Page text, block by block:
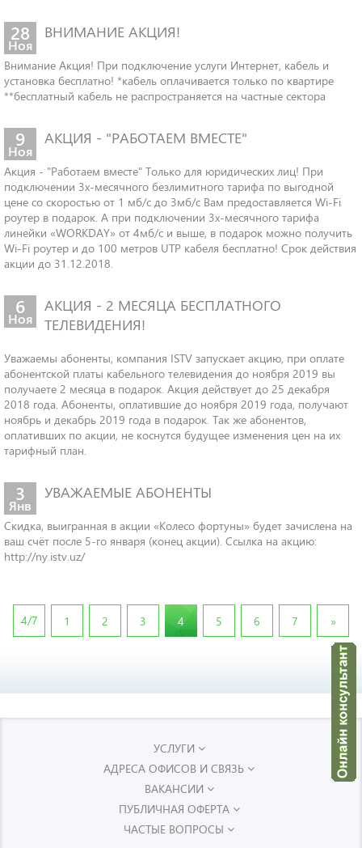
28
Ноя
ВНИМАНИЕ АКЦИЯ!
Внимание Акция! При подключение услуги Интернет, кабель и
установка бесплатно! *кабель оплачивается только по квартире
**бесплатный кабель не распространяется на частные сектора
9
Ноя
АКЦИЯ - "РАБОТАЕМ ВМЕСТЕ"
Акция - "Работаем вместе" Только для юридических лиц! При
подключении 3х-месячного безлимитного тарифа по выгодной
цене со скоростью от 1 мб/с до 3мб/с Вам предоставляется Wi-Fi
роутер в подарок. А при подключении 3х-месячного тарифа
линейки «WORKDAY» от 4мб/с и выше, в подарок можно получить
Wi-Fi роутер и до 100 метров UTP кабеля бесплатно! Срок действия
акции до 31.12.2018.
6
Ноя
АКЦИЯ - 2 МЕСЯЦА БЕСПЛАТНОГО
ТЕЛЕВИДЕНИЯ!
Уважаемы абоненты, компания ISTV запускает акцию, при оплате
абонентской платы кабельного телевидения до ноября 2019 вы
получаете 2 месяца в подарок. Акция действует до 25 декабря
2018 года. Абоненты, оплатившие до ноября 2019 года, получают
ноябрь и декабрь 2019 года в подарок. Так же абонентов,
оплативших по акции, не коснутся будущее изменения цен на их
тарифный план.
3
Янв
УВАЖАЕМЫЕ АБОНЕНТЫ
Скидка, выигранная в акции «Колесо фортуны» будет зачислена на
ваш счёт после 5-го января (конец акции). Ссылка на акцию:
http://ny.istv.uz/
4/7 1 2 3 4 5 6 7 »Next
УСЛУГИ
АДРЕСА ОФИСОВ И СВЯЗЬ
ВАКАНСИИ
ПУБЛИЧНАЯ ОФЕРТА
ЧАСТЫЕ ВОПРОСЫ